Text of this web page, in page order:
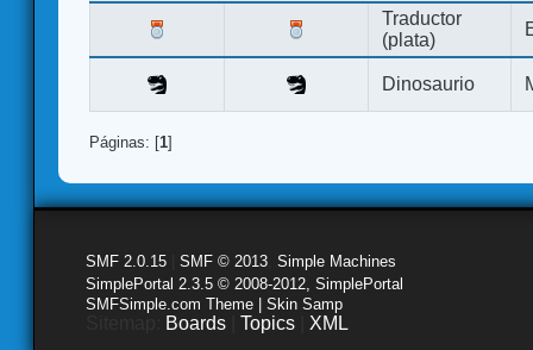
Traductor
(plata)
Dinosaurio
Páginas: [1]
SMF 2.0.15 SMF © 2013 Simple Machines
SimplePortal 2.3.5 © 2008-2012, SimplePortal
SMFSimple.com Theme | Skin Samp
Boards Topics XML